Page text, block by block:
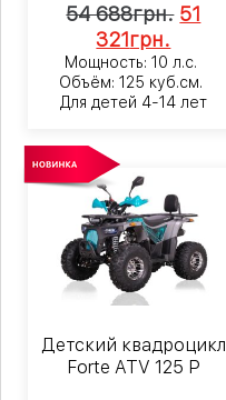
54 688грн. 51
321грн.
Мощность: 10 л.с.
Объём: 125 куб.см.
Для детей 4-14 лет
Детский квадроцикл
Forte ATV 125 P